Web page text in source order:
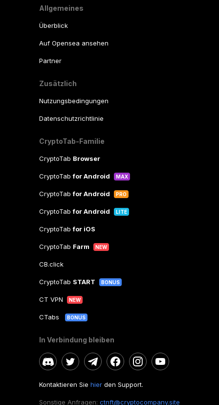
Allgemeines
Überblick
Auf Opensea ansehen
Partner
Zusätzlich
Nutzungsbedingungen
Datenschutzrichtlinie
CryptoTab-Familie
CryptoTab Browser
CryptoTabfor Android MAX
CryptoTabfor Android PRO
CryptoTabfor Android LITE
CryptoTabfor iOS
CryptoTab Farm NEW
CB.click
CryptoTab START BONUS
CT VPN NEW
CTabs BONUS
In Verbindung bleiben
Kontaktieren Sie hier den Support.
Sonstige Anfragen: ctnft@cryptocompany.site